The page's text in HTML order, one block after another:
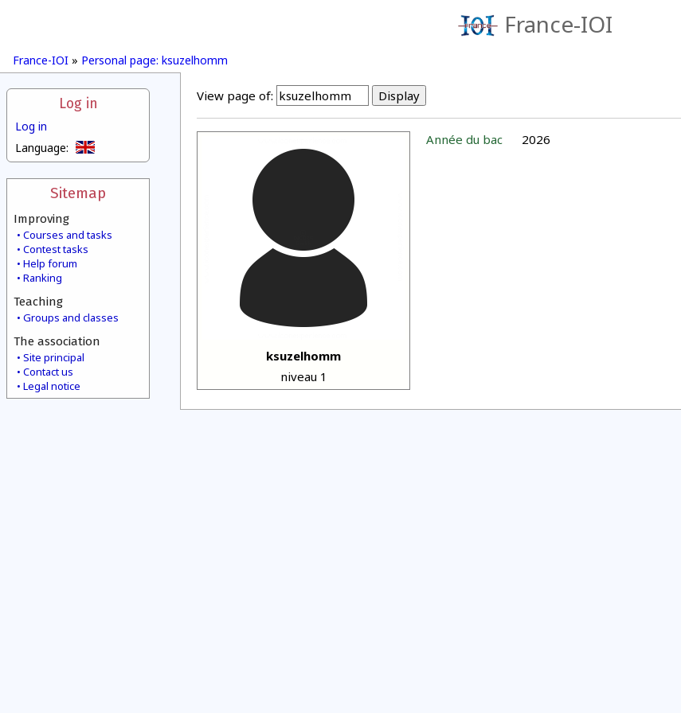
France-IOI
France-IOI » Personal page: ksuzelhomm
Log in
Log in
Language:
Sitemap
Improving
Courses and tasks
Contest tasks
Help forum
Ranking
Teaching
Groups and classes
The association
Site principal
Contact us
Legal notice
View page of:
ksuzelhomm
niveau 1
Année du bac 2026